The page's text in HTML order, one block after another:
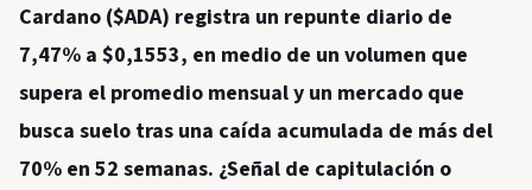
Cardano ($ADA) registra un repunte diario de
7,47% a $0,1553, en medio de un volumen que
supera el promedio mensual y un mercado que
busca suelo tras una caída acumulada de más del
70% en 52 semanas. ¿Señal de capitulación o